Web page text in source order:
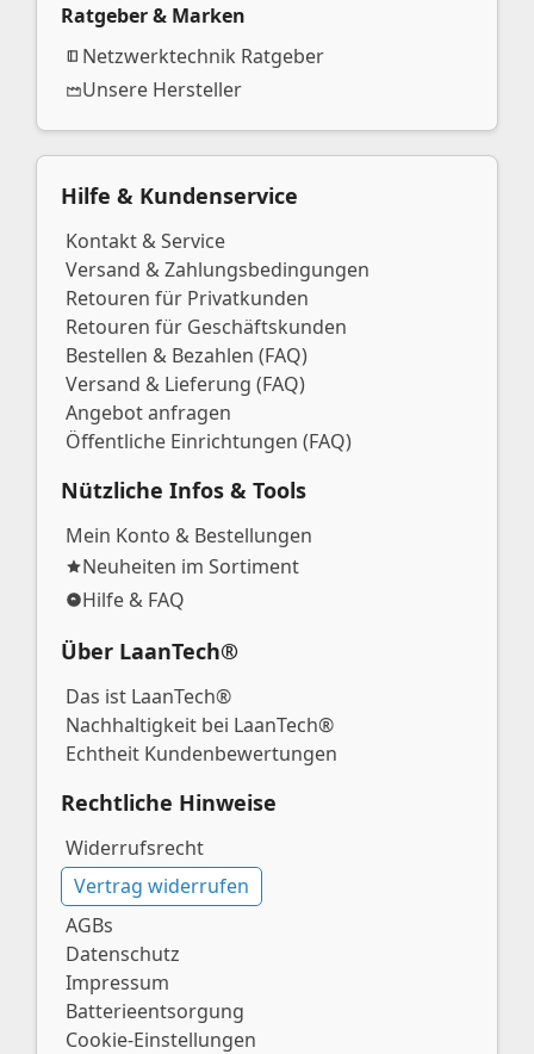
Ratgeber & Marken
Netzwerktechnik Ratgeber
Unsere Hersteller
Hilfe & Kundenservice
Kontakt & Service
Versand & Zahlungsbedingungen
Retouren für Privatkunden
Retouren für Geschäftskunden
Bestellen & Bezahlen (FAQ)
Versand & Lieferung (FAQ)
Angebot anfragen
Öffentliche Einrichtungen (FAQ)
Nützliche Infos & Tools
Mein Konto & Bestellungen
Neuheiten im Sortiment
Hilfe & FAQ
Über LaanTech®
Das ist LaanTech®
Nachhaltigkeit bei LaanTech®
Echtheit Kundenbewertungen
Rechtliche Hinweise
Widerrufsrecht
Vertrag widerrufen
AGBs
Datenschutz
Impressum
Batterieentsorgung
Cookie-Einstellungen